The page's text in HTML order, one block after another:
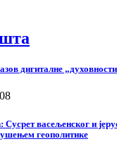
дигиталне
васељенског и
геополитике